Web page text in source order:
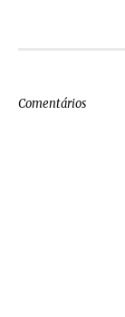
Comentários